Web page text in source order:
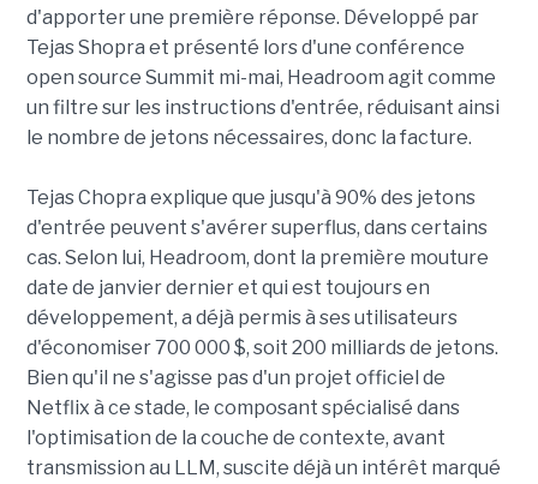
d'apporter une première réponse. Développé par
Tejas Shopra et présenté lors d'une conférence
open source Summit mi-mai, Headroom agit comme
un filtre sur les instructions d'entrée, réduisant ainsi
le nombre de jetons nécessaires, donc la facture.
Tejas Chopra explique que jusqu'à 90% des jetons
d'entrée peuvent s'avérer superflus, dans certains
cas. Selon lui, Headroom, dont la première mouture
date de janvier dernier et qui est toujours en
développement, a déjà permis à ses utilisateurs
d'économiser 700 000 $, soit 200 milliards de jetons.
Bien qu'il ne s'agisse pas d'un projet officiel de
Netflix à ce stade, le composant spécialisé dans
l'optimisation de la couche de contexte, avant
transmission au LLM, suscite déjà un intérêt marqué